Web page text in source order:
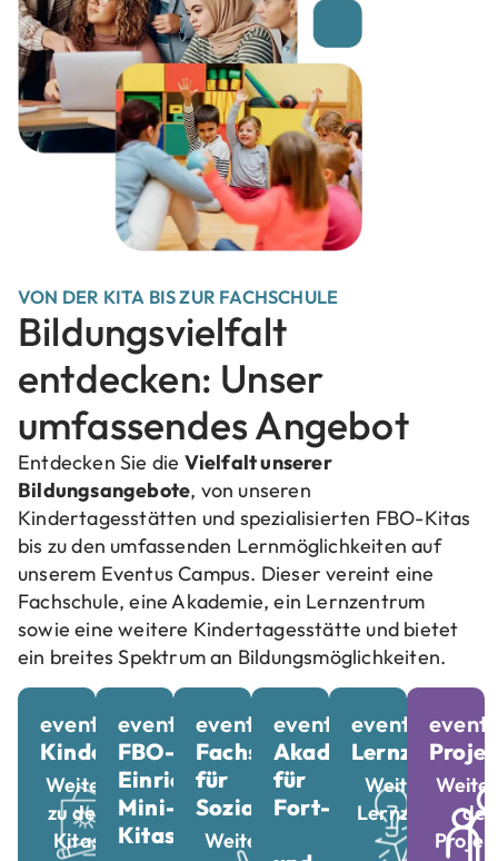
VON DER KITA BIS ZUR FACHSCHULE
Bildungsvielfalt
entdecken: Unser
umfassendes Angebot
Entdecken Sie die Vielfalt unserer
Bildungsangebote, von unseren
Kindertagesstätten und spezialisierten FBO-Kitas
bis zu den umfassenden Lernmöglichkeiten auf
unserem Eventus Campus. Dieser vereint eine
Fachschule, eine Akademie, ein Lernzentrum
sowie eine weitere Kindertagesstätte und bietet
ein breites Spektrum an Bildungsmöglichkeiten.
eventus
Kindertagesstätten
Weiter
zu den
Kitas
eventus
FBO-
Einrichtungen
Mini-
Kitas
eventus
Fachschule
für
Sozialpädagogik
Weiter zur
eventus
Akademie
für
Fort-
eventus
Lernzentrum
Weiter zum
Lernzentrum
den